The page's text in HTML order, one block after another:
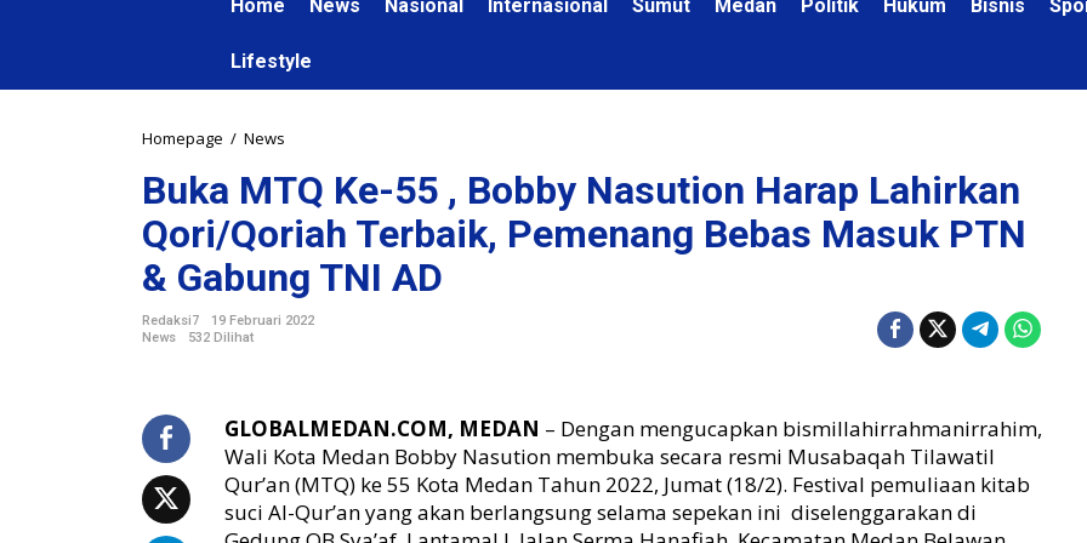
Home News Nasional Internasional Sumut Medan Politik Hukum Bisnis
Lifestyle
Homepage / News
k
a
M
Q
e
,
B
o
b
b
Buka MTQ Ke-55 , Bobby Nasution Harap Lahirkan
Qori/Qoriah Terbaik, Pemenang Bebas Masuk PTN
& Gabung TNI AD
Redaksi7
19 Februari 2022
News
532 Dilihat
GLOBALMEDAN.COM, MEDAN – Dengan mengucapkan bismillahirrahmanirrahim,
Wali Kota Medan Bobby Nasution membuka secara resmi Musabaqah Tilawatil
Qur’an (MTQ) ke 55 Kota Medan Tahun 2022, Jumat (18/2). Festival pemuliaan kitab
suci Al-Qur’an yang akan berlangsung selama sepekan ini diselenggarakan di